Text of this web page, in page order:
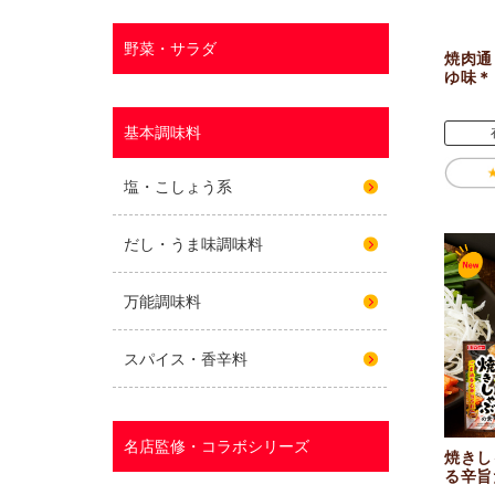
焼肉
ゆ味
焼き
る辛